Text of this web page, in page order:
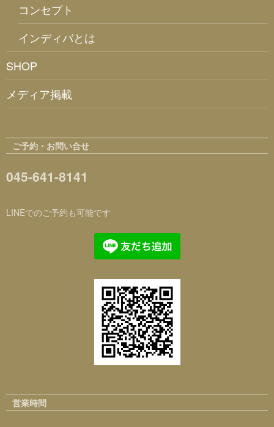
コンセプト
インディバとは
SHOP
メディア掲載
ご予約・お問い合せ
045-641-8141
LINEでのご予約も可能です
営業時間